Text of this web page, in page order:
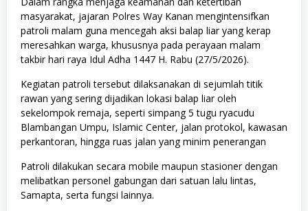
masyarakat, jajaran Polres Way Kanan mengintensifkan
patroli malam guna mencegah aksi balap liar yang kerap
meresahkan warga, khususnya pada perayaan malam
takbir hari raya Idul Adha 1447 H. Rabu (27/5/2026).
Kegiatan patroli tersebut dilaksanakan di sejumlah titik
rawan yang sering dijadikan lokasi balap liar oleh
sekelompok remaja, seperti simpang 5 tugu ryacudu
Blambangan Umpu, Islamic Center, jalan protokol, kawasan
perkantoran, hingga ruas jalan yang minim penerangan
Patroli dilakukan secara mobile maupun stasioner dengan
melibatkan personel gabungan dari satuan lalu lintas,
Samapta, serta fungsi lainnya.